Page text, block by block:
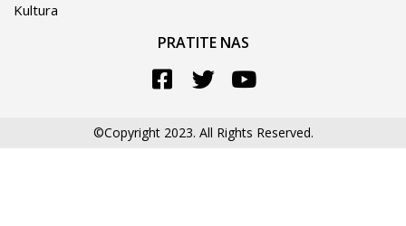
Kultura
PRATITE NAS
©Copyright 2023. All Rights Reserved.